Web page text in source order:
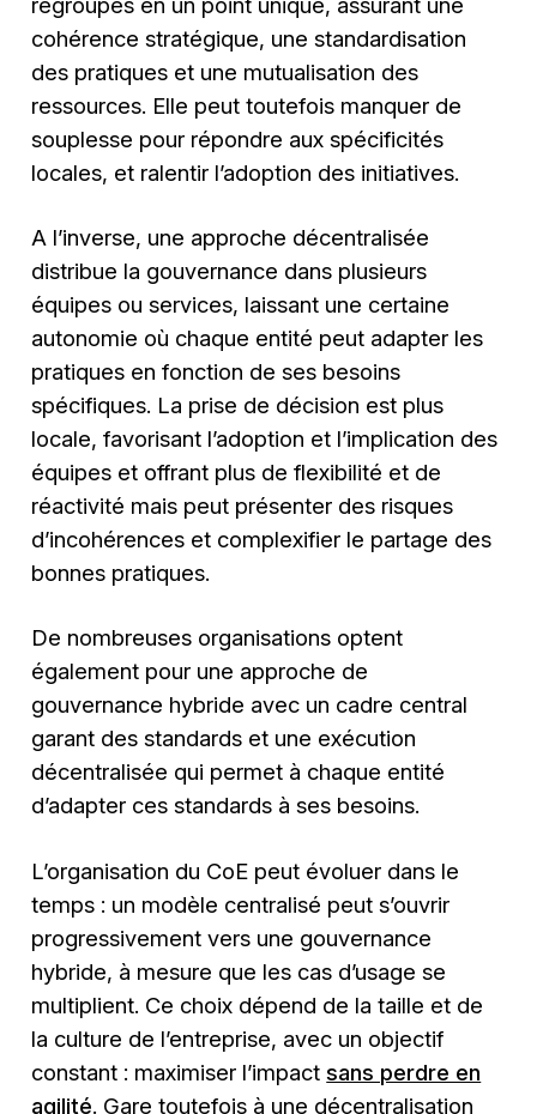
cohérence stratégique, une standardisation
des pratiques et une mutualisation des
ressources. Elle peut toutefois manquer de
souplesse pour répondre aux spécificités
locales, et ralentir l’adoption des initiatives.
A l’inverse, une approche décentralisée
distribue la gouvernance dans plusieurs
équipes ou services, laissant une certaine
autonomie où chaque entité peut adapter les
pratiques en fonction de ses besoins
spécifiques. La prise de décision est plus
locale, favorisant l’adoption et l’implication des
équipes et offrant plus de flexibilité et de
réactivité mais peut présenter des risques
d’incohérences et complexifier le partage des
bonnes pratiques.
De nombreuses organisations optent
également pour une approche de
gouvernance hybride avec un cadre central
garant des standards et une exécution
décentralisée qui permet à chaque entité
d’adapter ces standards à ses besoins.
L’organisation du CoE peut évoluer dans le
temps : un modèle centralisé peut s’ouvrir
progressivement vers une gouvernance
hybride, à mesure que les cas d’usage se
multiplient. Ce choix dépend de la taille et de
la culture de l’entreprise, avec un objectif
constant : maximiser l’impactsans perdre en
agilité. Gare toutefois à une décentralisation